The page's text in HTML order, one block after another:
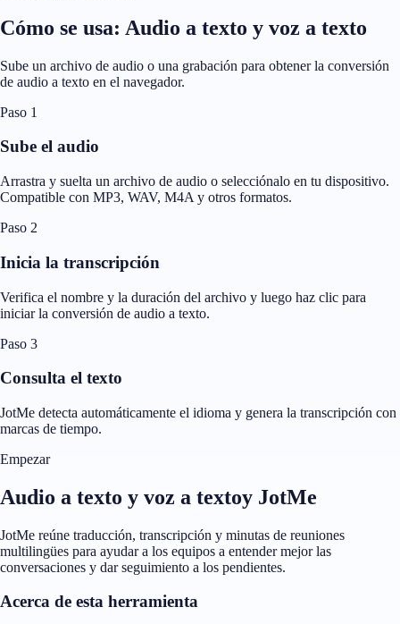
Cómo se usa: Audio a texto y voz a texto
Sube un archivo de audio o una grabación para obtener la conversión
de audio a texto en el navegador.
Paso 1
Sube el audio
Arrastra y suelta un archivo de audio o selecciónalo en tu dispositivo.
Compatible con MP3, WAV, M4A y otros formatos.
Paso 2
Inicia la transcripción
Verifica el nombre y la duración del archivo y luego haz clic para
iniciar la conversión de audio a texto.
Paso 3
Consulta el texto
JotMe detecta automáticamente el idioma y genera la transcripción con
marcas de tiempo.
Empezar
Audio a texto y voz a textoy JotMe
JotMe reúne traducción, transcripción y minutas de reuniones
multilingües para ayudar a los equipos a entender mejor las
conversaciones y dar seguimiento a los pendientes.
Acerca de esta herramienta